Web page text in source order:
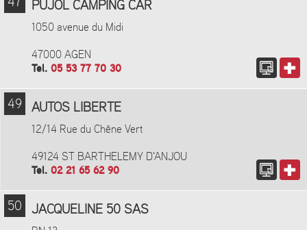
47 PUJOL CAMPING CAR
1050 avenue du Midi
47000 AGEN
Tel. 05 53 77 70 30
49 AUTOS LIBERTE
12/14 Rue du Chêne Vert
49124 ST BARTHELEMY D'ANJOU
Tel. 02 21 65 62 90
50 JACQUELINE 50 SAS